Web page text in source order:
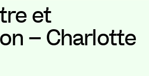
et
– Charlotte